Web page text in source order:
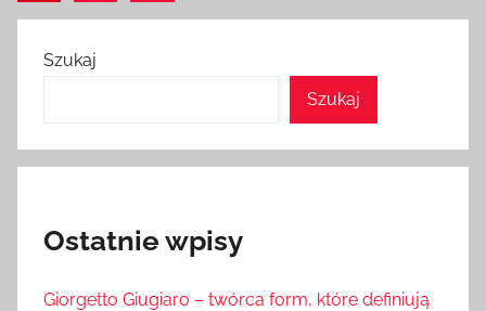
wpisów
Szukaj
Szukaj
Ostatnie wpisy
Giorgetto Giugiaro – twórca form, które definiują